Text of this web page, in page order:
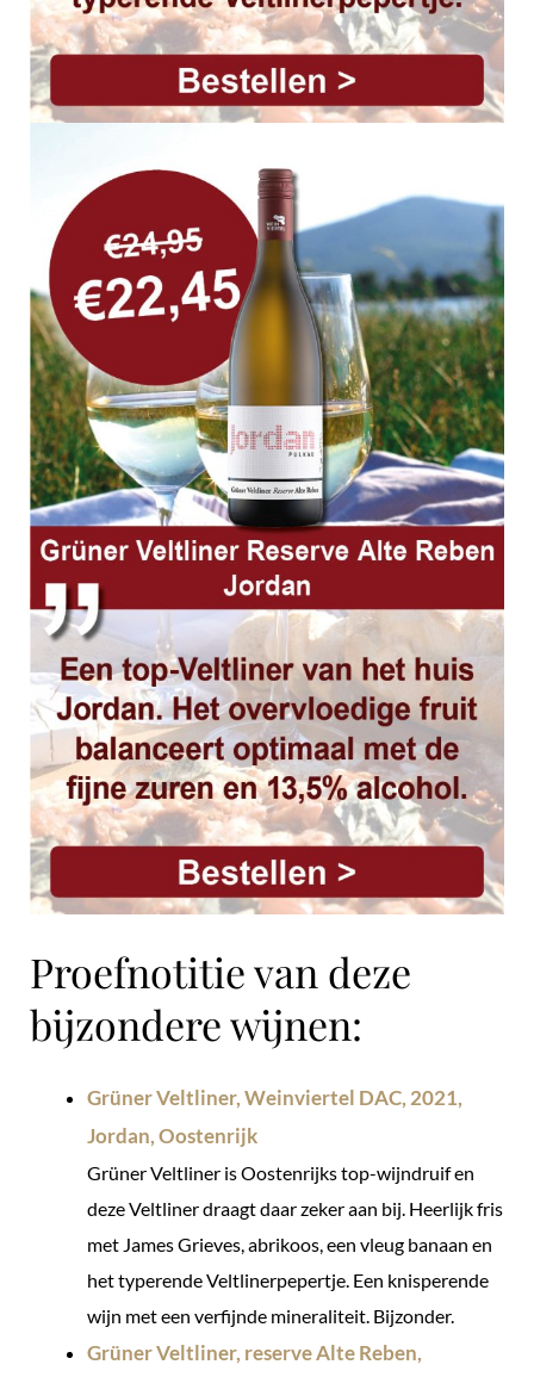
Proefnotitie van deze
bijzondere wijnen:
Grüner Veltliner, Weinviertel DAC, 2021,
Jordan, Oostenrijk
Grüner Veltliner is Oostenrijks top-wijndruif en
deze Veltliner draagt daar zeker aan bij. Heerlijk fris
met James Grieves, abrikoos, een vleug banaan en
het typerende Veltlinerpepertje. Een knisperende
wijn met een verfijnde mineraliteit. Bijzonder.
Grüner Veltliner, reserve Alte Reben,